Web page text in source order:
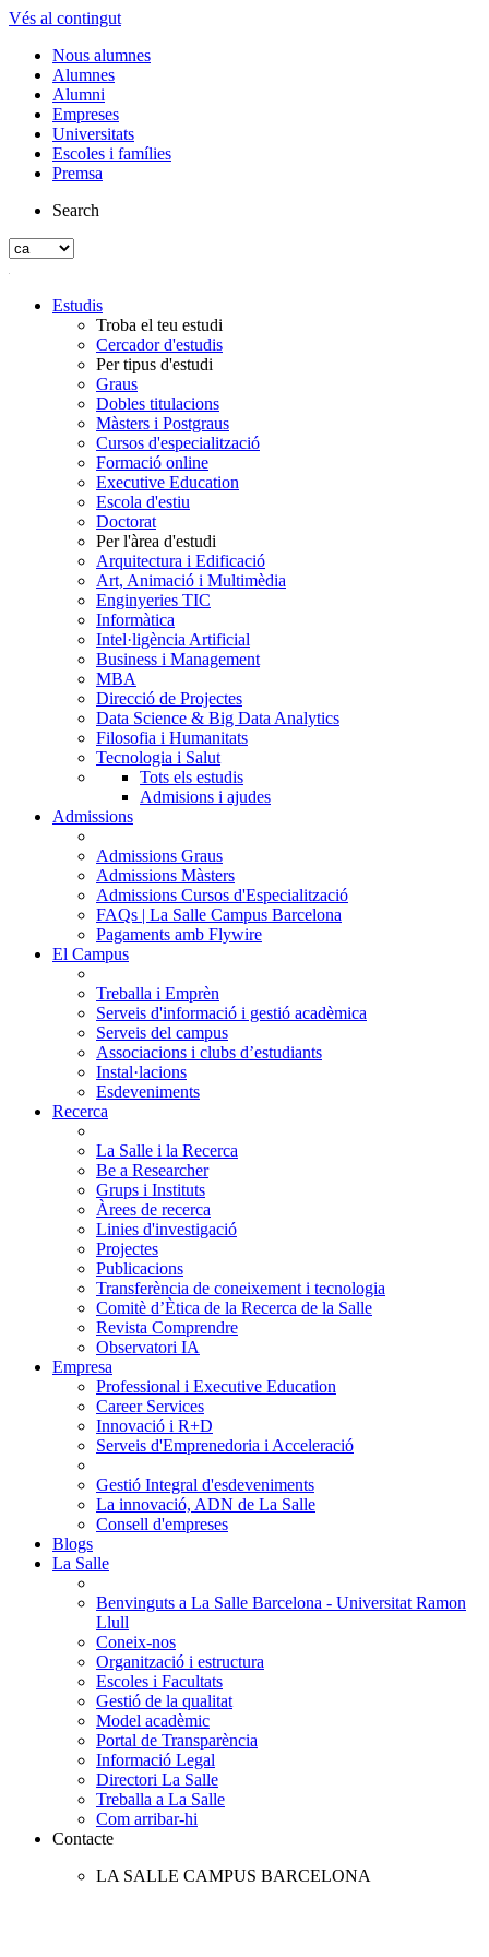
Vés al contingut
Nous alumnes
Alumnes
Alumni
Empreses
Universitats
Escoles i famílies
Premsa
Search
Estudis
Troba el teu estudi
Cercador d'estudis
Per tipus d'estudi
Graus
Dobles titulacions
Màsters i Postgraus
Cursos d'especialització
Formació online
Executive Education
Escola d'estiu
Doctorat
Per l'àrea d'estudi
Arquitectura i Edificació
Art, Animació i Multimèdia
Enginyeries TIC
Informàtica
Intel·ligència Artificial
Business i Management
MBA
Direcció de Projectes
Data Science & Big Data Analytics
Filosofia i Humanitats
Tecnologia i Salut
Tots els estudis
Admisions i ajudes
Admissions
Admissions Graus
Admissions Màsters
Admissions Cursos d'Especialització
FAQs | La Salle Campus Barcelona
Pagaments amb Flywire
El Campus
Treballa i Emprèn
Serveis d'informació i gestió acadèmica
Serveis del campus
Associacions i clubs d’estudiants
Instal·lacions
Esdeveniments
Recerca
La Salle i la Recerca
Be a Researcher
Grups i Instituts
Àrees de recerca
Linies d'investigació
Projectes
Publicacions
Transferència de coneixement i tecnologia
Comitè d’Ètica de la Recerca de la Salle
Revista Comprendre
Observatori IA
Empresa
Professional i Executive Education
Career Services
Innovació i R+D
Serveis d'Emprenedoria i Acceleració
Gestió Integral d'esdeveniments
La innovació, ADN de La Salle
Consell d'empreses
Blogs
La Salle
Benvinguts a La Salle Barcelona - Universitat Ramon
Llull
Coneix-nos
Organització i estructura
Escoles i Facultats
Gestió de la qualitat
Model acadèmic
Portal de Transparència
Informació Legal
Directori La Salle
Treballa a La Salle
Com arribar-hi
Contacte
LA SALLE CAMPUS BARCELONA